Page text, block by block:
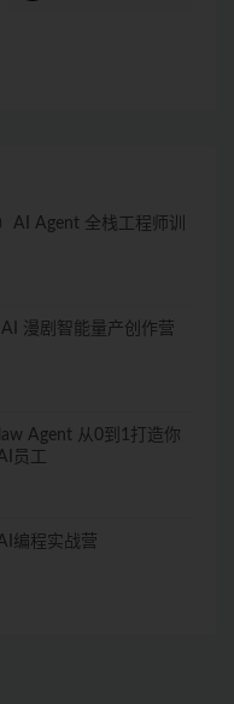
AI Agent 全栈工程师训
漫剧智能量产创作营
Agent 从0到1打造你
员工
编程实战营